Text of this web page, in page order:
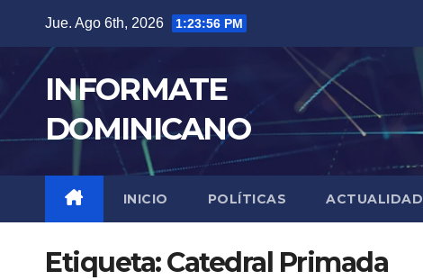
content
Jue. Ago 6th, 2026 1:23:56 PM
INFORMATE
DOMINICANO
INICIO POLÍTICAS ACTUALIDAD
Etiqueta:Catedral Primada